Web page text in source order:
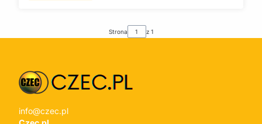
Strona z 1
info@czec.pl